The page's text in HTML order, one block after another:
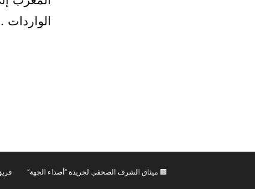
الواردات .
🟫 ميثاق الشرف الصحفي لجريدة “أصداء الجهة”